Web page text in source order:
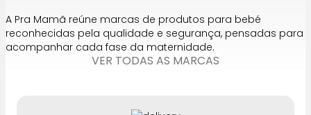
A Pra Mamã reúne marcas de produtos para bebé
reconhecidas pela qualidade e segurança, pensadas para
acompanhar cada fase da maternidade.
VER TODAS AS MARCAS